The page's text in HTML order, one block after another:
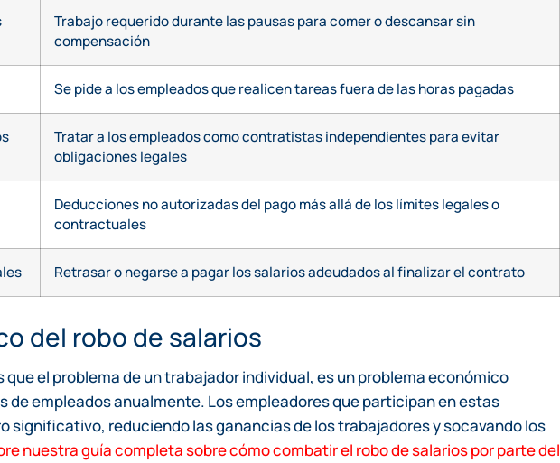
Trabajo requerido durante las pausas para comer o descansar sin
compensación
Se pide a los empleados que realicen tareas fuera de las horas pagadas
Tratar a los empleados como contratistas independientes para evitar
obligaciones legales
Deducciones no autorizadas del pago más allá de los límites legales o
contractuales
Retrasar o negarse a pagar los salarios adeudados al finalizar el contrato
del robo de salarios
que el problema de un trabajador individual, es un problema económico
de empleados anualmente. Los empleadores que participan en estas
significativo, reduciendo las ganancias de los trabajadores y socavando los
nuestra guía completa sobre cómo combatir el robo de salarios por parte del